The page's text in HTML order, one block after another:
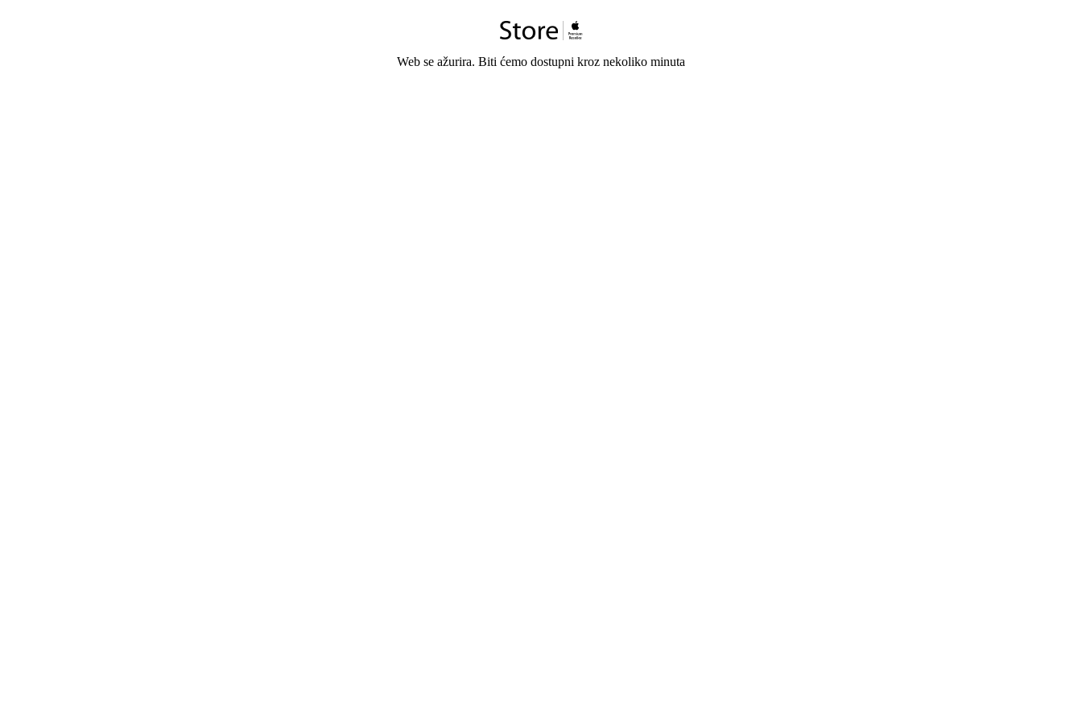
Web se ažurira. Biti ćemo dostupni kroz nekoliko minuta